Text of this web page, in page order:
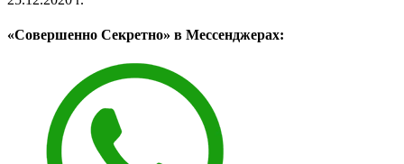
«Совершенно Секретно» в Мессенджерах: